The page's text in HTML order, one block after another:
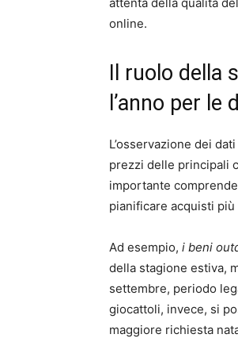
online.
Il ruolo della
l’anno per
L’osservazione dei
prezzi delle principali
importante
pianificare acquisti più
Ad esempio, i beni
della stagione estiva,
settembre, periodo
giocattoli, invece, si
maggiore richiesta